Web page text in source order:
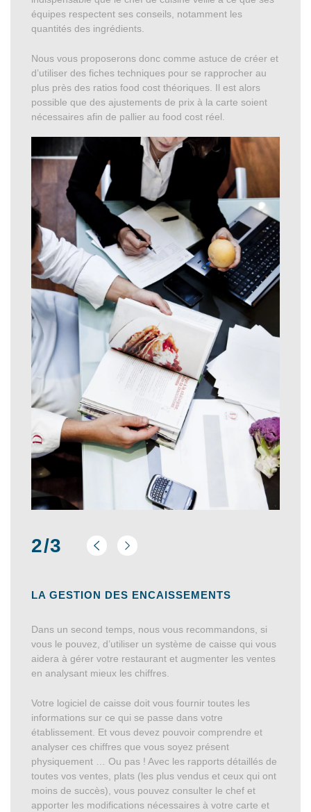
équipes respectent ses conseils, notamment les
quantités des ingrédients.
Nous vous proposerons donc comme astuce de créer et
d’utiliser des fiches techniques pour se rapprocher au
plus près des ratios food cost théoriques. Il est alors
possible que des ajustements de prix à la carte soient
nécessaires afin de pallier au food cost réel.
2/3
LA GESTION DES ENCAISSEMENTS
Dans un second temps, nous vous recommandons, si
vous le pouvez, d’utiliser un système de caisse qui vous
aidera à gérer votre restaurant et augmenter les ventes
en analysant mieux les chiffres.
Votre logiciel de caisse doit vous fournir toutes les
informations sur ce qui se passe dans votre
établissement. Et vous devez pouvoir comprendre et
analyser ces chiffres que vous soyez présent
physiquement … Ou pas ! Avec les rapports détaillés de
toutes vos ventes, plats (les plus vendus et ceux qui ont
moins de succès), vous pouvez consulter le chef et
apporter les modifications nécessaires à votre carte et